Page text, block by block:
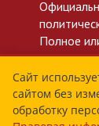
Полное
Политика
данных
Все
Сайт
сайтом без
обработку